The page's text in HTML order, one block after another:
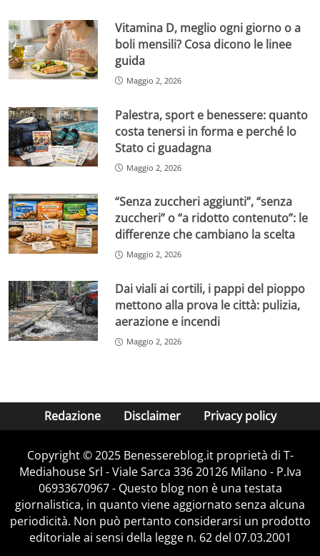
Vitamina D, meglio ogni giorno o a
boli mensili? Cosa dicono le linee
guida
Maggio 2, 2026
Palestra, sport e benessere: quanto
costa tenersi in forma e perché lo
Stato ci guadagna
Maggio 2, 2026
“Senza zuccheri aggiunti”, “senza
zuccheri” o “a ridotto contenuto”: le
differenze che cambiano la scelta
Maggio 2, 2026
Dai viali ai cortili, i pappi del pioppo
mettono alla prova le città: pulizia,
aerazione e incendi
Maggio 2, 2026
Redazione Disclaimer Privacy policy
Copyright © 2025 Benessereblog.it proprietà di T-
Mediahouse Srl - Viale Sarca 336 20126 Milano - P.Iva
06933670967 - Questo blog non è una testata
giornalistica, in quanto viene aggiornato senza alcuna
periodicità. Non può pertanto considerarsi un prodotto
editoriale ai sensi della legge n. 62 del 07.03.2001